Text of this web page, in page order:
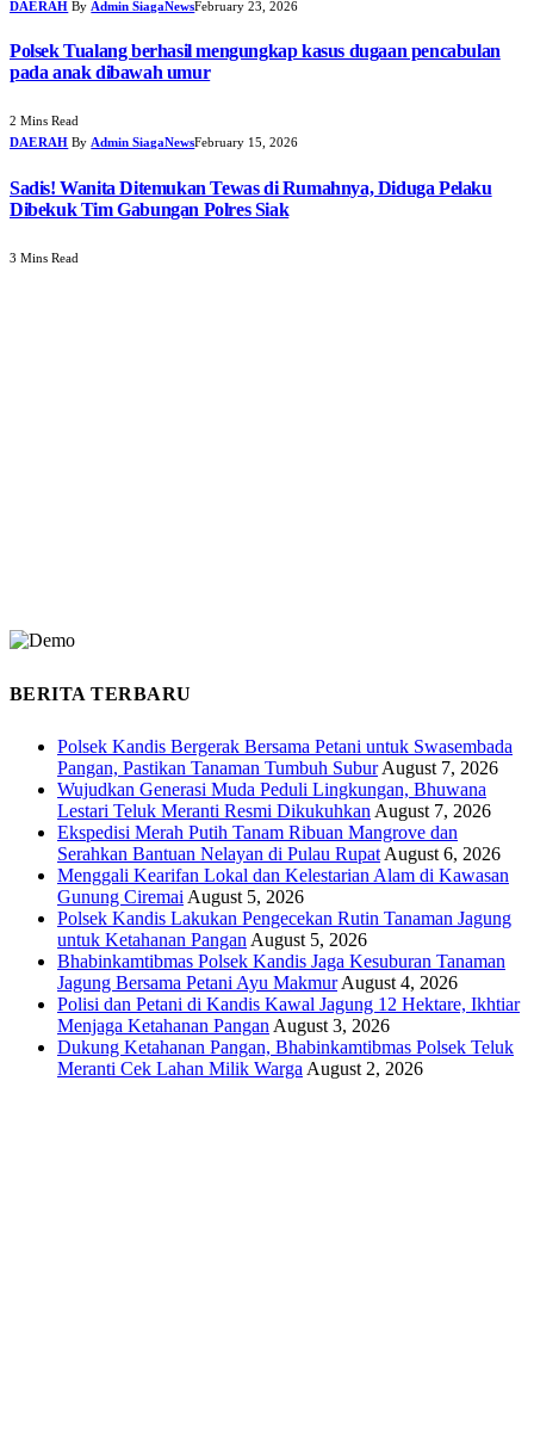
DAERAH By Admin SiagaNewsFebruary 23, 2026
Polsek Tualang berhasil mengungkap kasus dugaan pencabulan
pada anak dibawah umur
2 Mins Read
DAERAH By Admin SiagaNewsFebruary 15, 2026
Sadis! Wanita Ditemukan Tewas di Rumahnya, Diduga Pelaku
Dibekuk Tim Gabungan Polres Siak
3 Mins Read
BERITA TERBARU
Polsek Kandis Bergerak Bersama Petani untuk Swasembada
Pangan, Pastikan Tanaman Tumbuh Subur August 7, 2026
Wujudkan Generasi Muda Peduli Lingkungan, Bhuwana
Lestari Teluk Meranti Resmi Dikukuhkan August 7, 2026
Ekspedisi Merah Putih Tanam Ribuan Mangrove dan
Serahkan Bantuan Nelayan di Pulau Rupat August 6, 2026
Menggali Kearifan Lokal dan Kelestarian Alam di Kawasan
Gunung Ciremai August 5, 2026
Polsek Kandis Lakukan Pengecekan Rutin Tanaman Jagung
untuk Ketahanan Pangan August 5, 2026
Bhabinkamtibmas Polsek Kandis Jaga Kesuburan Tanaman
Jagung Bersama Petani Ayu Makmur August 4, 2026
Polisi dan Petani di Kandis Kawal Jagung 12 Hektare, Ikhtiar
Menjaga Ketahanan Pangan August 3, 2026
Dukung Ketahanan Pangan, Bhabinkamtibmas Polsek Teluk
Meranti Cek Lahan Milik Warga August 2, 2026